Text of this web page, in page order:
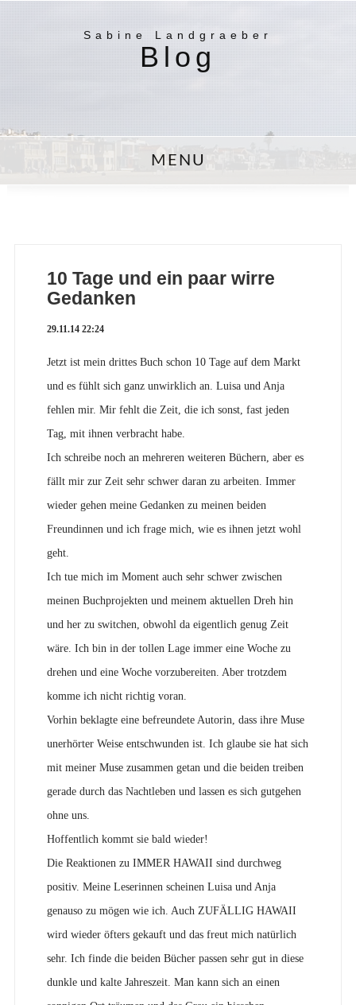
Sabine Landgraeber
Blog
MENU
10 Tage und ein paar wirre
Gedanken
29.11.14 22:24
Jetzt ist mein drittes Buch schon 10 Tage auf dem Markt
und es fühlt sich ganz unwirklich an. Luisa und Anja
fehlen mir. Mir fehlt die Zeit, die ich sonst, fast jeden
Tag, mit ihnen verbracht habe.
Ich schreibe noch an mehreren weiteren Büchern, aber es
fällt mir zur Zeit sehr schwer daran zu arbeiten. Immer
wieder gehen meine Gedanken zu meinen beiden
Freundinnen und ich frage mich, wie es ihnen jetzt wohl
geht.
Ich tue mich im Moment auch sehr schwer zwischen
meinen Buchprojekten und meinem aktuellen Dreh hin
und her zu switchen, obwohl da eigentlich genug Zeit
wäre. Ich bin in der tollen Lage immer eine Woche zu
drehen und eine Woche vorzubereiten. Aber trotzdem
komme ich nicht richtig voran.
Vorhin beklagte eine befreundete Autorin, dass ihre Muse
unerhörter Weise entschwunden ist. Ich glaube sie hat sich
mit meiner Muse zusammen getan und die beiden treiben
gerade durch das Nachtleben und lassen es sich gutgehen
ohne uns.
Hoffentlich kommt sie bald wieder!
Die Reaktionen zu IMMER HAWAII sind durchweg
positiv. Meine Leserinnen scheinen Luisa und Anja
genauso zu mögen wie ich. Auch ZUFÄLLIG HAWAII
wird wieder öfters gekauft und das freut mich natürlich
sehr. Ich finde die beiden Bücher passen sehr gut in diese
dunkle und kalte Jahreszeit. Man kann sich an einen